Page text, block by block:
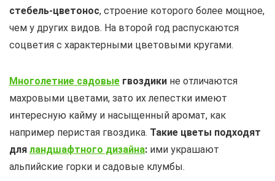
стебель-цветонос, строение которого более мощное,
чем у других видов. На второй год распускаются
соцветия с характерными цветовыми кругами.
Многолетние садовые гвоздики не отличаются
махровыми цветами, зато их лепестки имеют
интересную кайму и насыщенный аромат, как
например перистая гвоздика. Такие цветы подходят
для ландшафтного дизайна: ими украшают
альпийские горки и садовые клумбы.